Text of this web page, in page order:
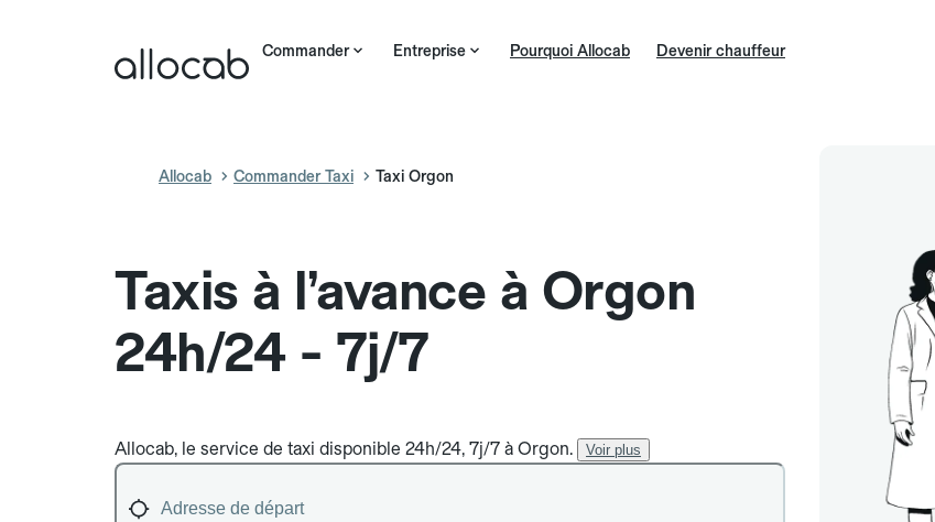
Commander Entreprise Pourquoi Allocab Devenir chauffeur
Allocab Commander Taxi Taxi Orgon
Taxis à l’avance à Orgon
24h/24 - 7j/7
Allocab, le service de taxi disponible 24h/24, 7j/7 à Orgon. Voir plus